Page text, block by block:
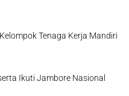
Tenaga Kerja Mandiri
Ikuti Jambore Nasional